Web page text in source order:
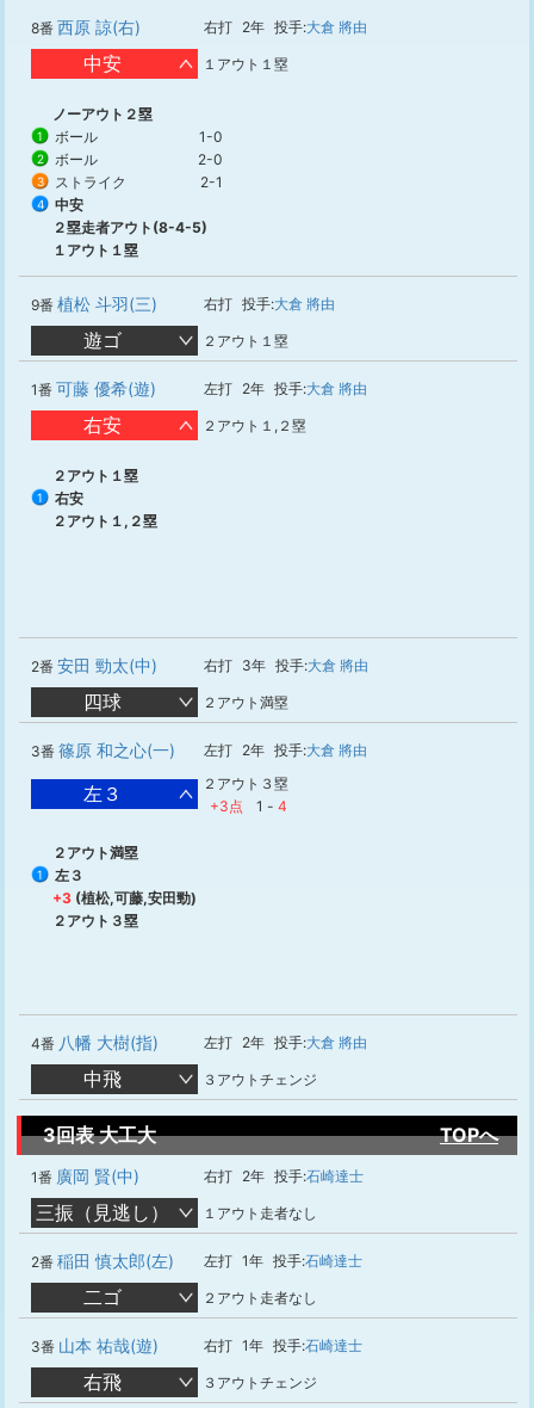
8番 西原 諒(右) 右打 2年 投手:大倉 將由
中安 １アウト１塁
ノーアウト２塁
1 ボール 1-0
2 ボール 2-0
3 ストライク 2-1
4
中安
２塁走者アウト(8-4-5)
１アウト１塁
9番 植松 斗羽(三) 右打 投手:大倉 將由
遊ゴ ２アウト１塁
1番 可藤 優希(遊) 左打 2年 投手:大倉 將由
右安 ２アウト１,２塁
２アウト１塁
1
右安
２アウト１,２塁
2番 安田 勁太(中) 右打 3年 投手:大倉 將由
四球 ２アウト満塁
3番 篠原 和之心(一) 左打 2年 投手:大倉 將由
左３
２アウト３塁
+3点
1 - 4
２アウト満塁
1
左３
+3 (植松,可藤,安田勁)
２アウト３塁
4番 八幡 大樹(指) 左打 2年 投手:大倉 將由
中飛 ３アウトチェンジ
3回表 大工大 TOPへ
1番 廣岡 賢(中) 右打 2年 投手:石崎達士
三振（見逃し） １アウト走者なし
2番 稲田 慎太郎(左) 左打 1年 投手:石崎達士
二ゴ ２アウト走者なし
3番 山本 祐哉(遊) 右打 1年 投手:石崎達士
右飛 ３アウトチェンジ